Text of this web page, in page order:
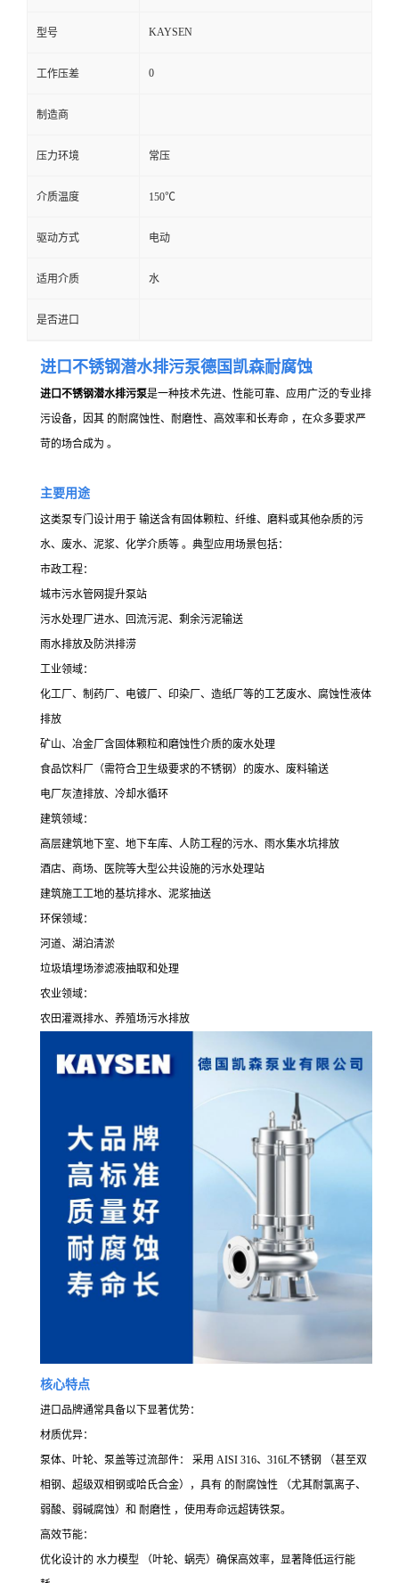
型号 KAYSEN
工作压差 0
制造商
压力环境 常压
介质温度 150℃
驱动方式 电动
适用介质 水
是否进口
进口不锈钢潜水排污泵德国凯森耐腐蚀
进口不锈钢潜水排污泵是一种技术先进、性能可靠、应用广泛的专业排
污设备，因其 的耐腐蚀性、耐磨性、高效率和长寿命 ，在众多要求严
苛的场合成为 。
主要用途
这类泵专门设计用于 输送含有固体颗粒、纤维、磨料或其他杂质的污
水、废水、泥浆、化学介质等 。典型应用场景包括：
市政工程：
城市污水管网提升泵站
污水处理厂进水、回流污泥、剩余污泥输送
雨水排放及防洪排涝
工业领域：
化工厂、制药厂、电镀厂、印染厂、造纸厂等的工艺废水、腐蚀性液体
排放
矿山、冶金厂含固体颗粒和磨蚀性介质的废水处理
食品饮料厂（需符合卫生级要求的不锈钢）的废水、废料输送
电厂灰渣排放、冷却水循环
建筑领域：
高层建筑地下室、地下车库、人防工程的污水、雨水集水坑排放
酒店、商场、医院等大型公共设施的污水处理站
建筑施工工地的基坑排水、泥浆抽送
环保领域：
河道、湖泊清淤
垃圾填埋场渗滤液抽取和处理
农业领域：
农田灌溉排水、养殖场污水排放
核心特点
进口品牌通常具备以下显著优势：
材质优异：
泵体、叶轮、泵盖等过流部件： 采用 AISI 316、316L不锈钢 （甚至双
相钢、超级双相钢或哈氏合金），具有 的耐腐蚀性 （尤其耐氯离子、
弱酸、弱碱腐蚀）和 耐磨性 ，使用寿命远超铸铁泵。
高效节能：
优化设计的 水力模型 （叶轮、蜗壳）确保高效率，显著降低运行能